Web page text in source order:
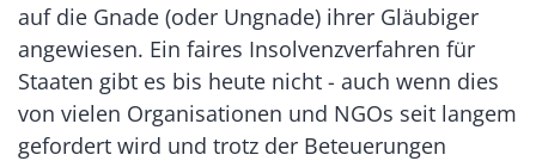
auf die Gnade (oder Ungnade) ihrer Gläubiger
angewiesen. Ein faires Insolvenzverfahren für
Staaten gibt es bis heute nicht - auch wenn dies
von vielen Organisationen und NGOs seit langem
gefordert wird und trotz der Beteuerungen